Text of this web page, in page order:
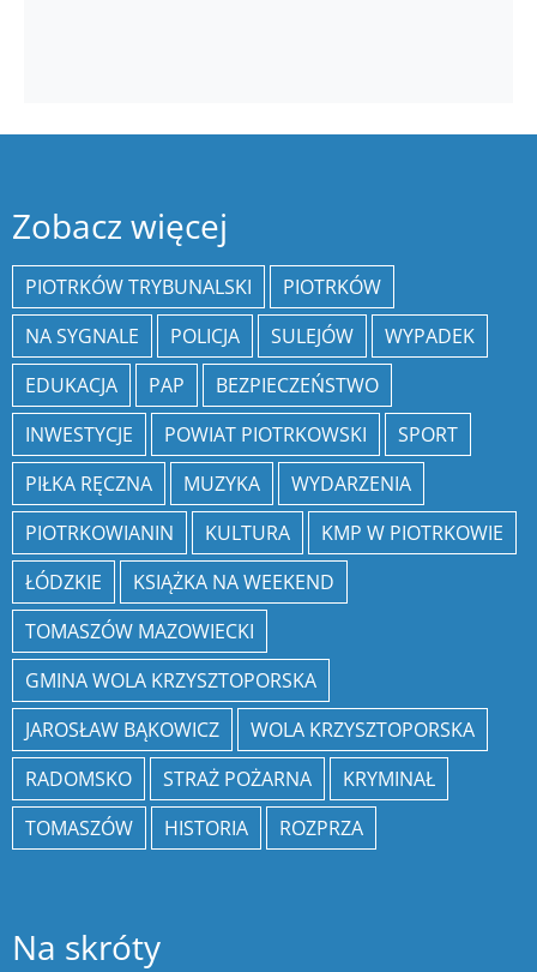
Zobacz więcej
PIOTRKÓW TRYBUNALSKI
PIOTRKÓW
NA SYGNALE
POLICJA SULEJÓW
WYPADEK
EDUKACJA
PAP
BEZPIECZEŃSTWO
INWESTYCJE
POWIAT PIOTRKOWSKI
SPORT
PIŁKA RĘCZNA
MUZYKA
WYDARZENIA
PIOTRKOWIANIN
KULTURA
KMP W PIOTRKOWIE
ŁÓDZKIE
KSIĄŻKA NA WEEKEND
TOMASZÓW MAZOWIECKI
GMINA WOLA KRZYSZTOPORSKA
JAROSŁAW BĄKOWICZ
WOLA KRZYSZTOPORSKA
RADOMSKO
STRAŻ POŻARNA
KRYMINAŁ
TOMASZÓW
HISTORIA ROZPRZA
Na skróty